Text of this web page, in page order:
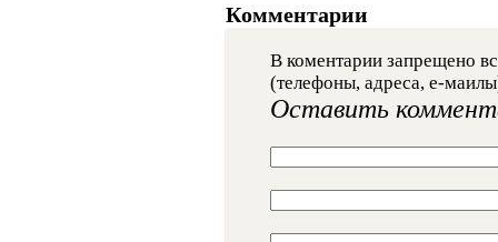
Комментарии
В коментарии запрещено
(телефоны, адреса, е-
Оставить